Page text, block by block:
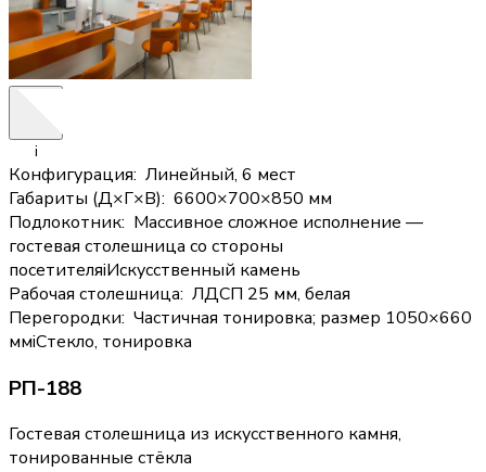
i
Конфигурация: Линейный, 6 мест
Габариты (Д×Г×В): 6600×700×850 мм
Подлокотник: Массивное сложное исполнение —
гостевая столешница со стороны
посетителяiИскусственный камень
Рабочая столешница: ЛДСП 25 мм, белая
Перегородки: Частичная тонировка; размер 1050×660
ммiСтекло, тонировка
РП-188
Гостевая столешница из искусственного камня,
тонированные стёкла